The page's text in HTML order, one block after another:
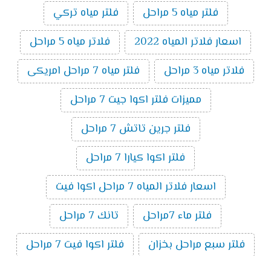
فلتر مياه 5 مراحل
فلتر مياه تركي
اسعار فلاتر المياه 2022
فلاتر مياه 5 مراحل
فلاتر مياه 3 مراحل
فلتر مياه 7 مراحل امريكى
مميزات فلتر اكوا جيت 7 مراحل
فلتر جرين تاتش 7 مراحل
فلتر اكوا كيارا 7 مراحل
اسعار فلاتر المياه 7 مراحل اكوا فيت
فلتر ماء 7مراحل
تانك 7 مراحل
فلتر سبع مراحل بخزان
فلتر اكوا فيت 7 مراحل